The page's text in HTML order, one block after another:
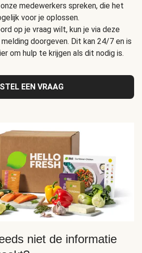
medewerkers spreken, die het
voor je oplossen.
op je vraag wilt, kun je via deze
doorgeven. Dit kan 24/7 en is
om hulp te krijgen als dit nodig is.
STEL EEN VRAAG
niet de informatie